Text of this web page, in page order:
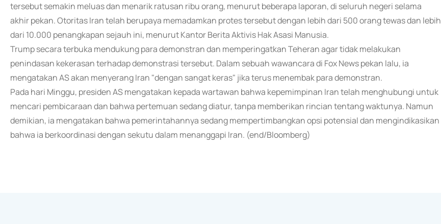
tersebut semakin meluas dan menarik ratusan ribu orang, menurut beberapa laporan, di seluruh negeri selama
akhir pekan. Otoritas Iran telah berupaya memadamkan protes tersebut dengan lebih dari 500 orang tewas dan lebih
dari 10.000 penangkapan sejauh ini, menurut Kantor Berita Aktivis Hak Asasi Manusia.
Trump secara terbuka mendukung para demonstran dan memperingatkan Teheran agar tidak melakukan
penindasan kekerasan terhadap demonstrasi tersebut. Dalam sebuah wawancara di Fox News pekan lalu, ia
mengatakan AS akan menyerang Iran "dengan sangat keras" jika terus menembak para demonstran.
Pada hari Minggu, presiden AS mengatakan kepada wartawan bahwa kepemimpinan Iran telah menghubungi untuk
mencari pembicaraan dan bahwa pertemuan sedang diatur, tanpa memberikan rincian tentang waktunya. Namun
demikian, ia mengatakan bahwa pemerintahannya sedang mempertimbangkan opsi potensial dan mengindikasikan
bahwa ia berkoordinasi dengan sekutu dalam menanggapi Iran. (end/Bloomberg)